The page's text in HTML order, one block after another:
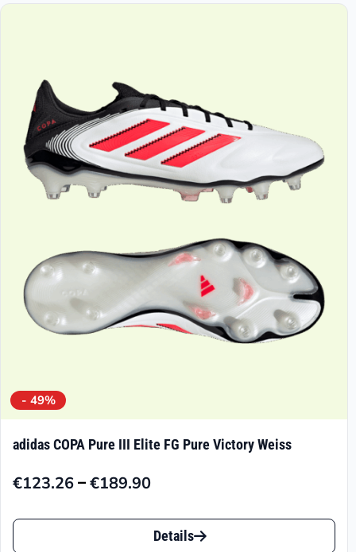
- 49%
adidas COPA Pure III Elite FG Pure Victory Weiss
€123.26–€189.90
Preisspanne:
Dieses
Details